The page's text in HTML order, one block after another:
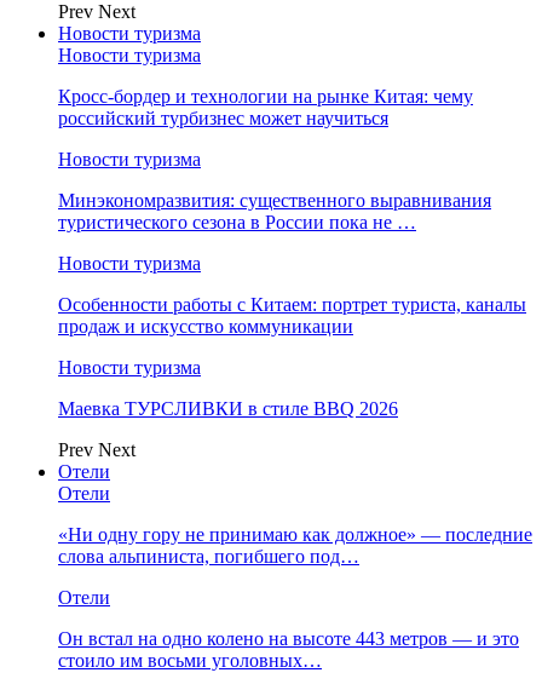
Prev Next
Новости туризма
Новости туризма
Кросс-бордер и технологии на рынке Китая: чему
российский турбизнес может научиться
Новости туризма
Минэкономразвития: существенного выравнивания
туристического сезона в России пока не …
Новости туризма
Особенности работы с Китаем: портрет туриста, каналы
продаж и искусство коммуникации
Новости туризма
Маевка ТУРСЛИВКИ в стиле BBQ 2026
Prev Next
Отели
Отели
«Ни одну гору не принимаю как должное» — последние
слова альпиниста, погибшего под…
Отели
Он встал на одно колено на высоте 443 метров — и это
стоило им восьми уголовных…